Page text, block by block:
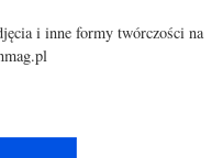
i inne formy twórczości na